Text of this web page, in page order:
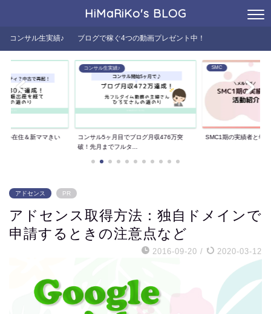
HiMaRiKo's BLOG
コンサル生実績♪ ブログで稼ぐ4つの動画プレゼント中！
外在住＆新ママきい
コンサル生実績♪
コンサル5ヶ月目でブログ月収476万突
破！先月までフルタ...
SMC
SMC1期の実績者と年
アドセンス PR
アドセンス取得方法：独自ドメインで
申請するときの注意点など
2016-09-20 / 2020-03-12